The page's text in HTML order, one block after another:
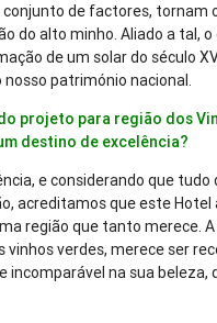
conjunto de factores, tornam
do alto minho. Aliado a tal,
de um solar do século
património nacional.
projeto para região dos
destino de excelência?
e considerando que
acreditamos que este Hotel
região que tanto merece.
vinhos verdes, merece ser
incomparável na sua beleza,